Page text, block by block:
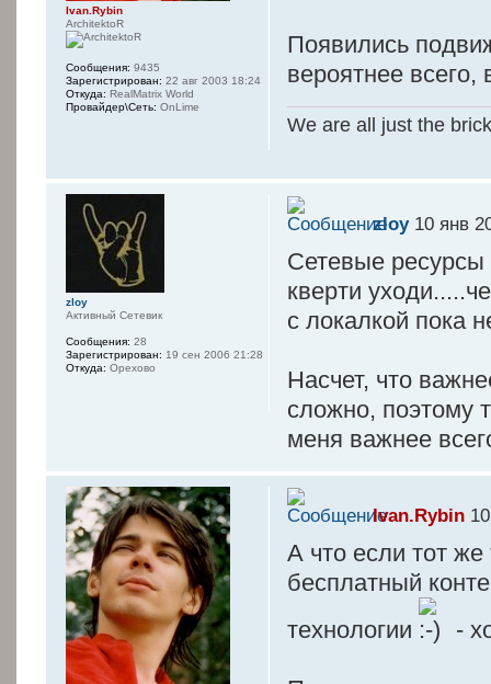
Появились
вероятнее
We are all just the
Ivan.Rybin
ArchitektoR
Сообщения: 9435
Зарегистрирован: 22 авг 2003 18:24
Откуда: RealMatrix World
Провайдер\Сеть: OnLime
zloy10 янв
Сетевые ресурсы
кверти
с локалкой пока
Насчет, что
сложно, поэтому
меня важнее
zloy
Активный Сетевик
Сообщения: 28
Зарегистрирован: 19 сен 2006 21:28
Откуда: Орехово
Ivan.Rybin
А что если тот
бесплатный
технологии
-